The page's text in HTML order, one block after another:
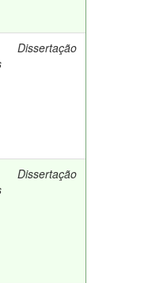
Dissertação
Dissertação